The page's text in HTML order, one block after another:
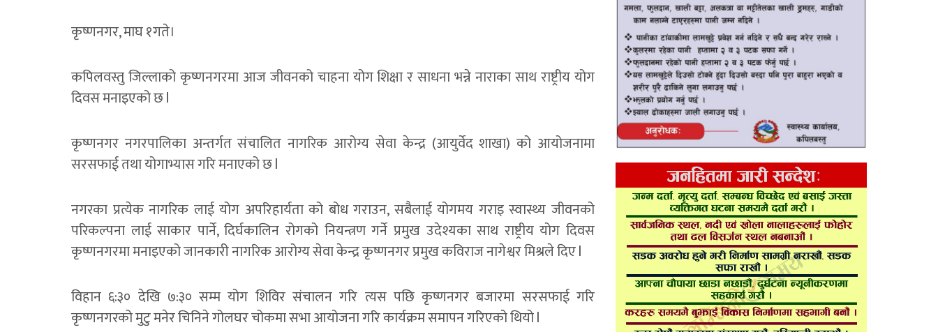
कृष्णनगर, माघ १गते।
कपिलवस्तु जिल्लाको कृष्णनगरमा आज जीवनको चाहना योग शिक्षा र साधना भन्ने नाराका साथ राष्ट्रीय योग
दिवस मनाइएको छ l
कृष्णनगर नगरपालिका अन्तर्गत संचालित नागरिक आरोग्य सेवा केन्द्र (आयुर्वेद शाखा) को आयोजनामा
सरसफाई तथा योगाभ्यास गरि मनाएको छ l
नगरका प्रत्येक नागरिक लाई योग अपरिहार्यता को बोध गराउन, सबैलाई योगमय गराइ स्वास्थ्य जीवनको
परिकल्पना लाई साकार पार्ने, दिर्घकालिन रोगको नियन्त्रण गर्ने प्रमुख उदेश्यका साथ राष्ट्रीय योग दिवस
कृष्णनगरमा मनाइएको जानकारी नागरिक आरोग्य सेवा केन्द्र कृष्णनगर प्रमुख कविराज नागेश्वर मिश्रले दिए l
विहान ६:३० देखि ७:३० सम्म योग शिविर संचालन गरि त्यस पछि कृष्णनगर बजारमा सरसफाई गरि
कृष्णनगरको मुटु मनेर चिनिने गोलघर चोकमा सभा आयोजना गरि कार्यक्रम समापन गरिएको थियो l